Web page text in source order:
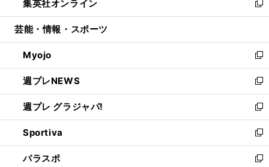
く
で
開
ド
ウ
開
く
ィ
ン
ウ
で
開
く
い
ウ
ン
ド
ウ
で
開
く
集英社オンライン
新
し
ウ
ィ
ン
ド
ウ
で
開
く
芸能・情報・スポーツ
Myojo
新
し
い
ウ
ィ
ン
ド
ウ
で
週プレNEWS
新
し
い
ウ
ィ
ン
ド
週プレ グラジャパ!
新
し
い
ウ
ィ
Sportiva
新
し
い
パラスポ
新